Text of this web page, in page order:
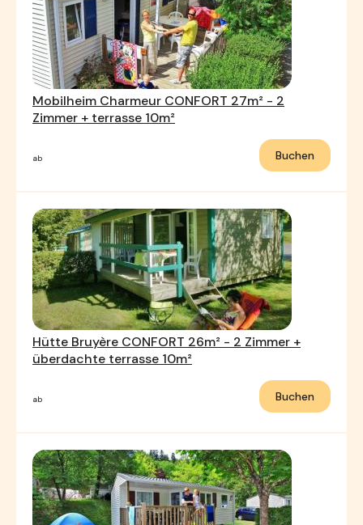
Mobilheim Charmeur CONFORT 27m² - 2
Zimmer + terrasse 10m²
ab Buchen
Hütte Bruyère CONFORT 26m² - 2 Zimmer +
überdachte terrasse 10m²
ab Buchen